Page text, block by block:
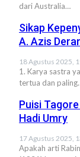
dari Australia…
Sikap
A. Azis
18 Agustus 2025,
1. Karya sastra
tertua dan
Puisi
Hadi Umry
17 Agustus 2025,
Apakah arti